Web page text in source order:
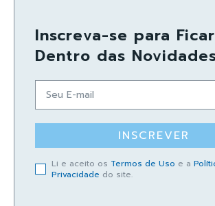
Inscreva-se para
Dentro das
INSCREVER
Li e aceito os Termos de Uso e a
Privacidade do site.